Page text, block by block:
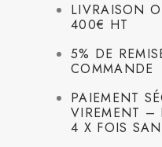
LIVRAISON
400€ HT
5% DE
COMMANDE
PAIEMENT
VIREMENT –
4 X FOIS